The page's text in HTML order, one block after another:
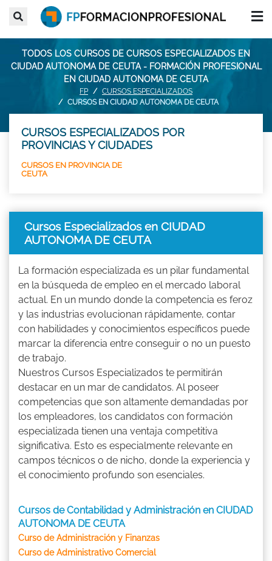
TODOS LOS CURSOS DE CURSOS ESPECIALIZADOS EN
CIUDAD AUTONOMA DE CEUTA - FORMACIÓN PROFESIONAL
EN CIUDAD AUTONOMA DE CEUTA
FP
CURSOS ESPECIALIZADOS
CURSOS EN CIUDAD AUTONOMA DE CEUTA
CURSOS ESPECIALIZADOS POR
PROVINCIAS Y CIUDADES
CURSOS EN PROVINCIA DE
CEUTA
Cursos Especializados en CIUDAD
AUTONOMA DE CEUTA
La formación especializada es un pilar fundamental
en la búsqueda de empleo en el mercado laboral
actual. En un mundo donde la competencia es feroz
y las industrias evolucionan rápidamente, contar
con habilidades y conocimientos específicos puede
marcar la diferencia entre conseguir o no un puesto
de trabajo.
Nuestros Cursos Especializados te permitirán
destacar en un mar de candidatos. Al poseer
competencias que son altamente demandadas por
los empleadores, los candidatos con formación
especializada tienen una ventaja competitiva
significativa. Esto es especialmente relevante en
campos técnicos o de nicho, donde la experiencia y
el conocimiento profundo son esenciales.
Cursos de Contabilidad y Administración en CIUDAD
AUTONOMA DE CEUTA
Curso de Administración y Finanzas
Curso de Administrativo Comercial